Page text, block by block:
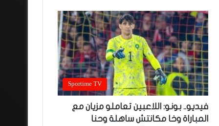
Sportime TV
فيديو.. بونو: اللاعبين تعاملو مزيان مع
المباراة وخا مكانتش ساهلة وحنا